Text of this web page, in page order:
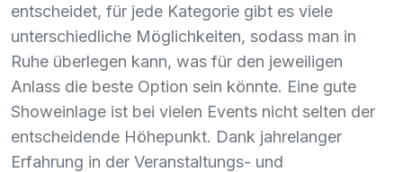
entscheidet, für jede Kategorie gibt es viele
unterschiedliche Möglichkeiten, sodass man in
Ruhe überlegen kann, was für den jeweiligen
Anlass die beste Option sein könnte. Eine gute
Showeinlage ist bei vielen Events nicht selten der
entscheidende Höhepunkt. Dank jahrelanger
Erfahrung in der Veranstaltungs- und